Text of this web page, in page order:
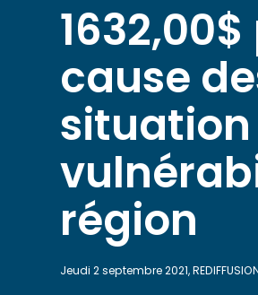
cause
région
Jeudi 2 septembre 2021,